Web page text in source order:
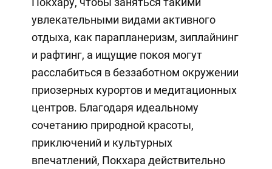
увлекательными видами активного
отдыха, как парапланеризм, зиплайнинг
и рафтинг, а ищущие покоя могут
расслабиться в беззаботном окружении
приозерных курортов и медитационных
центров. Благодаря идеальному
сочетанию природной красоты,
приключений и культурных
впечатлений, Покхара действительно